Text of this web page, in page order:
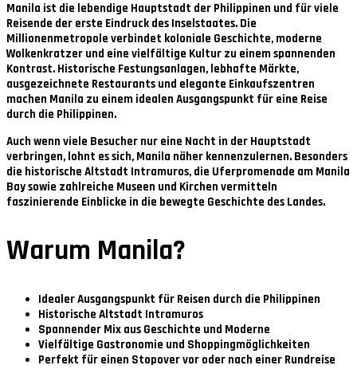
Manila ist die lebendige Hauptstadt der Philippinen und für viele
Reisende der erste Eindruck des Inselstaates. Die
Millionenmetropole verbindet koloniale Geschichte, moderne
Wolkenkratzer und eine vielfältige Kultur zu einem spannenden
Kontrast. Historische Festungsanlagen, lebhafte Märkte,
ausgezeichnete Restaurants und elegante Einkaufszentren
machen Manila zu einem idealen Ausgangspunkt für eine Reise
durch die Philippinen.
Auch wenn viele Besucher nur eine Nacht in der Hauptstadt
verbringen, lohnt es sich, Manila näher kennenzulernen. Besonders
die historische Altstadt Intramuros, die Uferpromenade am Manila
Bay sowie zahlreiche Museen und Kirchen vermitteln
faszinierende Einblicke in die bewegte Geschichte des Landes.
Warum Manila?
Idealer Ausgangspunkt für Reisen durch die Philippinen
Historische Altstadt Intramuros
Spannender Mix aus Geschichte und Moderne
Vielfältige Gastronomie und Shoppingmöglichkeiten
Perfekt für einen Stopover vor oder nach einer Rundreise